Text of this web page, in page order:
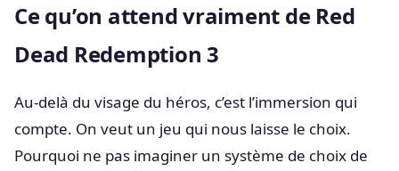
Ce qu’on attend vraiment de Red
Dead Redemption 3
Au-delà du visage du héros, c’est l’immersion qui
compte. On veut un jeu qui nous laisse le choix.
Pourquoi ne pas imaginer un système de choix de